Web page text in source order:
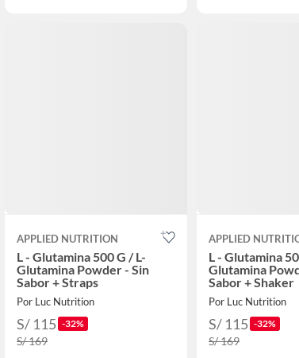
APPLIED NUTRITION
L - Glutamina 500 G / L-
Glutamina Powder - Sin
Sabor + Straps
Por Luc Nutrition
S/ 115 -32%
S/ 169
APPLIED
L - Glutamina
Glutamina
Sabor + Shaker
Por Luc Nutrition
S/ 115 -32%
S/ 169